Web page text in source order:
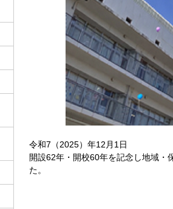
令和7（2025）年12月1日
開設62年・開校60年を記念し地域・
た。